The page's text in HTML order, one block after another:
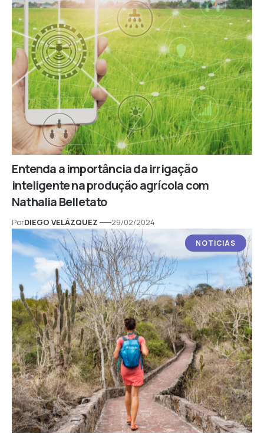
Entenda a importância da irrigação
inteligente na produção agrícola com
Nathalia Belletato
PorDIEGO VELÁZQUEZ 29/02/2024
NOTICIAS